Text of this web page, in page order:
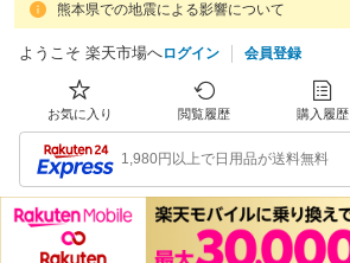
熊本県での地震による影響について
ようこそ 楽天市場へログイン 会員登録
お気に入り 閲覧履歴 購入履歴
1,980円以上で日用品が送料無料